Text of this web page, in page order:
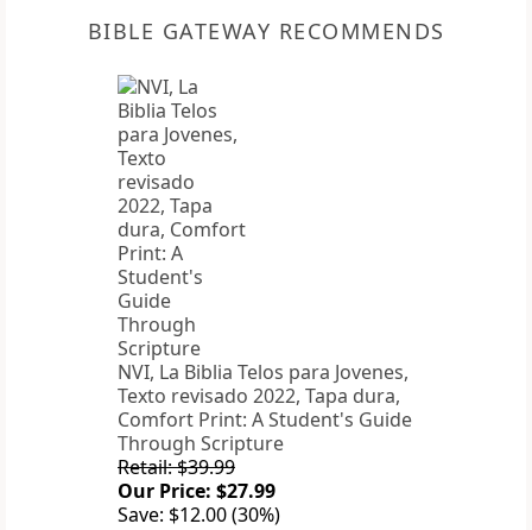
BIBLE GATEWAY RECOMMENDS
NVI, La Biblia Telos para Jovenes,
Texto revisado 2022, Tapa dura,
Comfort Print: A Student's Guide
Through Scripture
Retail: $39.99
Our Price: $27.99
Save: $12.00 (30%)